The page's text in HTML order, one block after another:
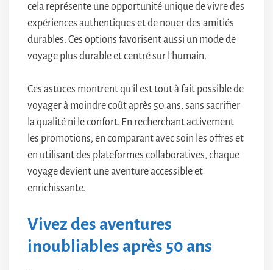
cela représente une opportunité unique de vivre des
expériences authentiques et de nouer des amitiés
durables. Ces options favorisent aussi un mode de
voyage plus durable et centré sur l’humain.
Ces astuces montrent qu’il est tout à fait possible de
voyager à moindre coût après 50 ans, sans sacrifier
la qualité ni le confort. En recherchant activement
les promotions, en comparant avec soin les offres et
en utilisant des plateformes collaboratives, chaque
voyage devient une aventure accessible et
enrichissante.
Vivez des aventures
inoubliables après 50 ans